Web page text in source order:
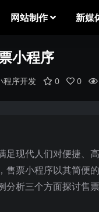
网站制作 新媒
小程序
程序开发 0 0
足现代人们对便捷、
售票小程序以其简便
分析三个方面探讨售